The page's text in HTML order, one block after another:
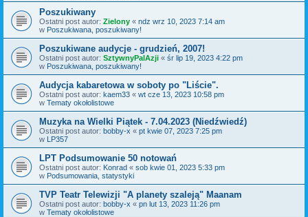
Poszukiwany
Ostatni post autor: Zielony « ndz wrz 10, 2023 7:14 am
w Poszukiwana, poszukiwany!
Poszukiwane audycje - grudzień, 2007!
Ostatni post autor: SztywnyPalAzji « śr lip 19, 2023 4:22 pm
w Poszukiwana, poszukiwany!
Audycja kabaretowa w soboty po "Liście".
Ostatni post autor: kaem33 « wt cze 13, 2023 10:58 pm
w Tematy okołolistowe
Muzyka na Wielki Piątek - 7.04.2023 (Niedźwiedź)
Ostatni post autor: bobby-x « pt kwie 07, 2023 7:25 pm
w LP357
LPT Podsumowanie 50 notowań
Ostatni post autor: Konrad « sob kwie 01, 2023 5:33 pm
w Podsumowania, statystyki
TVP Teatr Telewizji "A planety szaleją" Maanam
Ostatni post autor: bobby-x « pn lut 13, 2023 11:26 pm
w Tematy okołolistowe